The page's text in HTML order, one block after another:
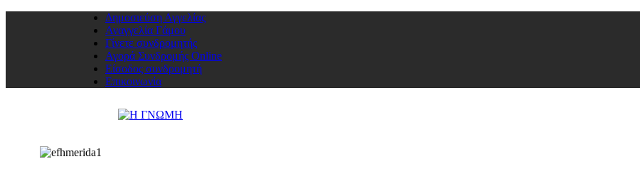
Δημοσιεύση Αγγελίας
Αναγγελία Γάμου
Γίνετε συνδρομητής
Αγορά Συνδρομής Online
Είσοδος συνδρομητή
Επικοινωνία